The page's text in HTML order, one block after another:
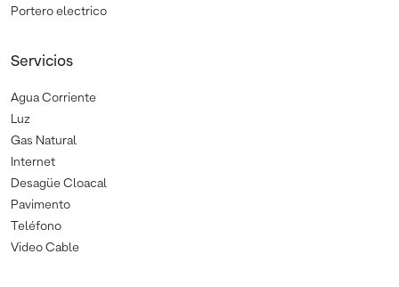
Portero electrico
Servicios
Agua Corriente
Luz
Gas Natural
Internet
Desagüe Cloacal
Pavimento
Teléfono
Video Cable